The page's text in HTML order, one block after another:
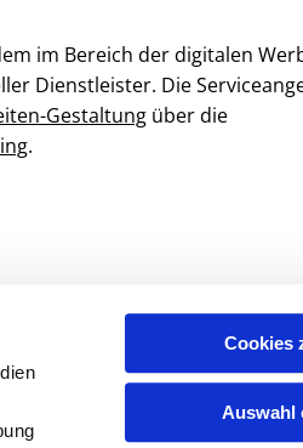
Cookies
Auswahl
im Bereich der digitalen
Dienstleister. Die
Gestaltungüber die
.